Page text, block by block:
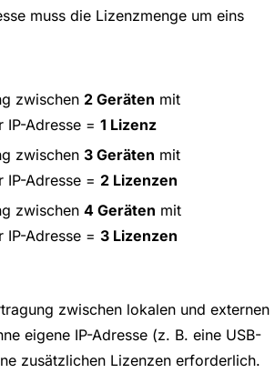
muss die Lizenzmenge um eins
zwischen 2 Geräten mit
IP-Adresse = 1 Lizenz
zwischen 3 Geräten mit
IP-Adresse = 2 Lizenzen
zwischen 4 Geräten mit
IP-Adresse = 3 Lizenzen
zwischen lokalen und externen
eigene IP-Adresse (z. B. eine USB-
zusätzlichen Lizenzen erforderlich.